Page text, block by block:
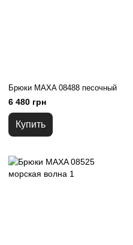
Брюки MAXA 08488 песочный
6 480 грн
Купить